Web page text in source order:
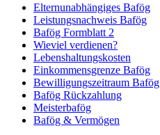
Elternunabhängiges Bafög
Leistungsnachweis Bafög
Bafög Formblatt 2
Wieviel verdienen?
Lebenshaltungskosten
Einkommensgrenze Bafög
Bewilligungszeitraum Bafög
Bafög Rückzahlung
Meisterbafög
Bafög & Vermögen